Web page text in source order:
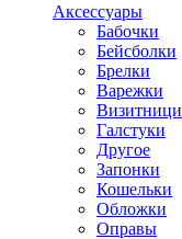
Аксессуары
Бабочки
Бейсболки
Брелки
Варежки
Визитници
Галстуки
Другое
Запонки
Кошельки
Обложки
Оправы